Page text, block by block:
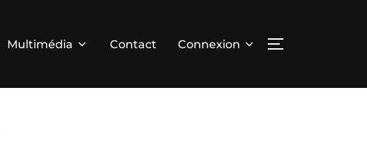
Multimédia Contact Connexion PERMUTER